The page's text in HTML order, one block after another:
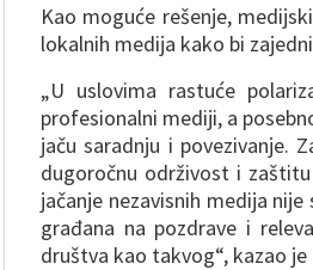
Kao moguće rešenje,
lokalnih medija kako bi
„U uslovima rastuće
profesionalni mediji, a
jaču saradnju i povezivanje.
dugoročnu održivost i
jačanje nezavisnih medija
građana na pozdrave i
društva kao takvog“, kazao je